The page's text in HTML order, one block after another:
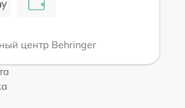
центр Behringer